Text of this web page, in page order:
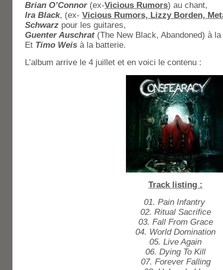
Brian O’Connor(ex-Vicious Rumors) au chant,
Ira Black, (ex- Vicious Rumors, Lizzy Borden,
Schwarz pour les guitares,
Guenter Auschrat(The New Black, Abandoned) à
Et Timo Weis à la batterie.
L’album arrive le 4 juillet et en voici le contenu :
Track listing :
01. Pain Infantry
02. Ritual Sacrifice
03. Fall From Grace
04. World Domination
05. Live Again
06. Dying To Kill
07. Forever Falling